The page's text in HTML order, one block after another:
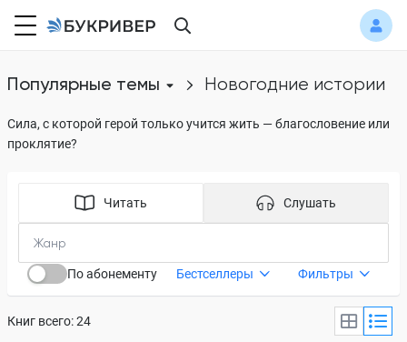
Популярные темы новогодние истории
Сила, с которой герой только учится жить — благословение или
проклятие?
Читать Слушать
По абонементу Бестселлеры Фильтры
Книг всего: 24